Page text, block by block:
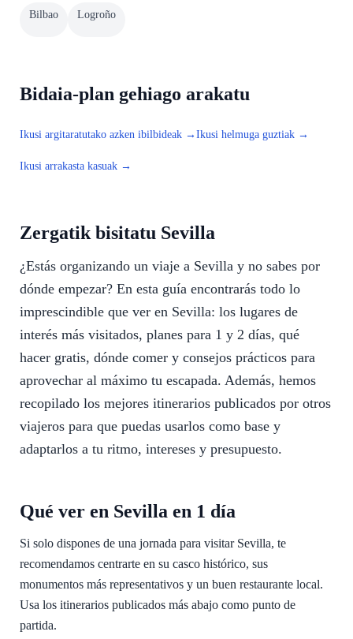
Bilbao Logroño
Bidaia-plan gehiago arakatu
Ikusi argitaratutako azken ibilbideak → Ikusi helmuga guztiak →
Ikusi arrakasta kasuak →
Zergatik bisitatu Sevilla
¿Estás organizando un viaje a Sevilla y no sabes por
dónde empezar? En esta guía encontrarás todo lo
imprescindible que ver en Sevilla: los lugares de
interés más visitados, planes para 1 y 2 días, qué
hacer gratis, dónde comer y consejos prácticos para
aprovechar al máximo tu escapada. Además, hemos
recopilado los mejores itinerarios publicados por otros
viajeros para que puedas usarlos como base y
adaptarlos a tu ritmo, intereses y presupuesto.
Qué ver en Sevilla en 1 día
Si solo dispones de una jornada para visitar Sevilla, te
recomendamos centrarte en su casco histórico, sus
monumentos más representativos y un buen restaurante local.
Usa los itinerarios publicados más abajo como punto de
partida.